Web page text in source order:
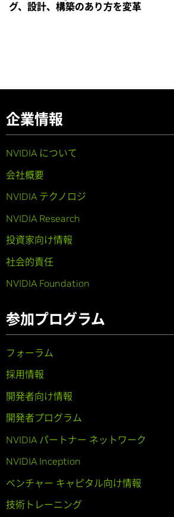
グ、設計、構築のあり方を変革
企業情報
NVIDIA について
会社概要
NVIDIA テクノロジ
NVIDIA Research
投資家向け情報
社会的責任
NVIDIA Foundation
参加プログラム
フォーラム
採用情報
開発者向け情報
開発者プログラム
NVIDIA パートナー ネットワーク
NVIDIA Inception
ベンチャー キャピタル向け情報
技術トレーニング